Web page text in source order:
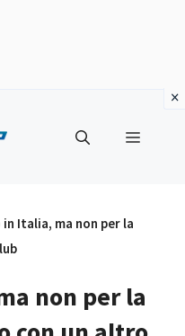
Menu
in Italia, ma non per la
non per la